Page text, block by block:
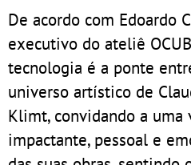
De acordo com Edoardo
executivo do ateliê
tecnologia é a ponte
universo artístico de
Klimt, convidando a uma
impactante, pessoal e